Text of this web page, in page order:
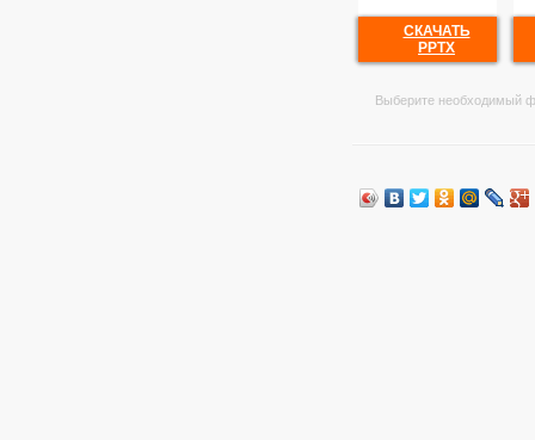
СКАЧАТЬ
PPTX
Выберите необходимый